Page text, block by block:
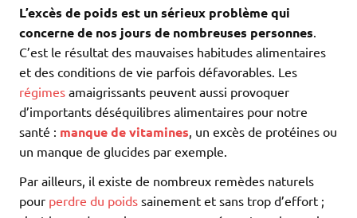
L’excès de poids est un sérieux problème qui
concerne de nos jours de nombreuses personnes
C’est le résultat des mauvaises habitudes alimentaires
et des conditions de vie parfois défavorables. Les
régimes amaigrissants peuvent aussi provoquer
d’importants déséquilibres alimentaires pour notre
santé : manque de vitamines , un excès de protéines ou
un manque de glucides par exemple.
Par ailleurs, il existe de nombreux remèdes naturels
pour perdre du poids sainement et sans trop d’effort ;